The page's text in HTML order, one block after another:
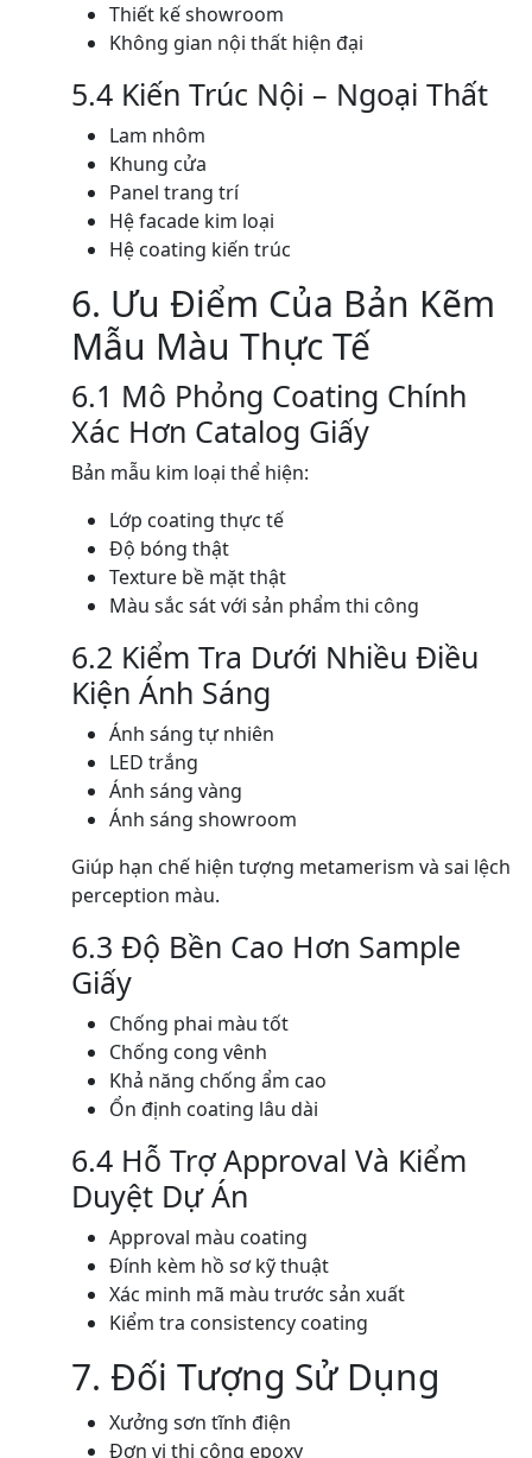
Thiết kế showroom
Không gian nội thất hiện đại
5.4 Kiến Trúc Nội – Ngoại Thất
Lam nhôm
Khung cửa
Panel trang trí
Hệ facade kim loại
Hệ coating kiến trúc
6. Ưu Điểm Của Bản Kẽm
Mẫu Màu Thực Tế
6.1 Mô Phỏng Coating Chính
Xác Hơn Catalog Giấy
Bản mẫu kim loại thể hiện:
Lớp coating thực tế
Độ bóng thật
Texture bề mặt thật
Màu sắc sát với sản phẩm thi công
6.2 Kiểm Tra Dưới Nhiều Điều
Kiện Ánh Sáng
Ánh sáng tự nhiên
LED trắng
Ánh sáng vàng
Ánh sáng showroom
Giúp hạn chế hiện tượng metamerism và sai lệch
perception màu.
6.3 Độ Bền Cao Hơn Sample
Giấy
Chống phai màu tốt
Chống cong vênh
Khả năng chống ẩm cao
Ổn định coating lâu dài
6.4 Hỗ Trợ Approval Và Kiểm
Duyệt Dự Án
Approval màu coating
Đính kèm hồ sơ kỹ thuật
Xác minh mã màu trước sản xuất
Kiểm tra consistency coating
7. Đối Tượng Sử Dụng
Xưởng sơn tĩnh điện
Đơn vị thi công epoxy